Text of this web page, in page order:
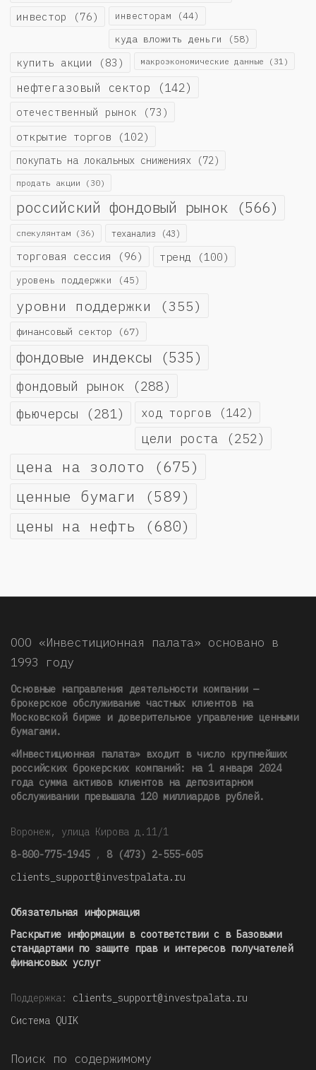
инвестор (76) инвесторам (44)
куда вложить деньги (58)
купить акции (83) макроэкономические данные (31)
нефтегазовый сектор (142)
отечественный рынок (73)
открытие торгов (102)
покупать на локальных снижениях (72)
продать акции (30)
российский фондовый рынок (566)
спекулянтам (36) теханализ (43)
торговая сессия (96) тренд (100)
уровень поддержки (45)
уровни поддержки (355)
финансовый сектор (67)
фондовые индексы (535)
фондовый рынок (288)
фьючерсы (281) ход торгов (142)
цели роста (252)
цена на золото (675)
ценные бумаги (589)
цены на нефть (680)
ООО «Инвестиционная палата» основано в
1993 году
Основные направления деятельности компании —
брокерское обслуживание частных клиентов на
Московской бирже и доверительное управление ценными
бумагами.
«Инвестиционная палата» входит в число крупнейших
российских брокерских компаний: на 1 января 2024
года сумма активов клиентов на депозитарном
обслуживании превышала 120 миллиардов рублей.
Воронеж, улица Кирова д.11/1
8-800-775-1945 , 8 (473) 2-555-605
clients_support@investpalata.ru
Обязательная информация
Раскрытие информации в соответствии с в Базовыми
стандартами по защите прав и интересов получателей
финансовых услуг
Поддержка: clients_support@investpalata.ru
Система QUIK
Поиск по содержимому